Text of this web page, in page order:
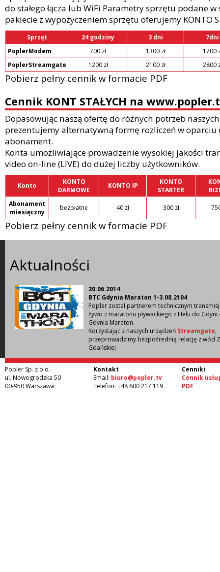
do stałego łącza lub WiFi Parametry sprzętu podane
pakiecie z wypożyczeniem sprzętu oferujemy KONTO
Sprzęt 24 godziny 3 dni
7dni
PoplerModem
700 zł 1300 zł
1700
PoplerStreamgate
1200 zł 2100 zł 2800
Pobierz pełny cennik w formacie PDF
Cennik KONT STAŁYCH na
Dopasowując naszą ofertę do różnych potrzeb
prezentujemy alternatywną formę rozliczeń w oparciu
abonament.
Konta umożliwiające prowadzenie wysokiej jakości
video on-line (LIVE) do dużej liczby użytkowników.
Konto
KONTO
DARMOWE
KONTO IP
KONTO
STARTER
Abonament
miesięczny
bezpłatne 40 zł 300 zł
Pobierz pełny cennik w formacie PDF
Aktualności
20.06.2014
BTC Gdynia Maraton 1-3.08.2104
Popler został partnerem technicznym
żywo z maratonu pływackiego z Helu do Gdyni
Gdynia Maraton.
Korzystając z naszych urządzeń Streamgate,
przeprowadzimy bezpośrednią relację z wód
Gdańskiej
Popler Sp. z o.o.
ul. Nowogrodzka 50
00-950 Warszawa
Kontakt
Email: biuro@popler.tv
Telefon: +48 600 217 119
Cenniki
Cennik
PDF